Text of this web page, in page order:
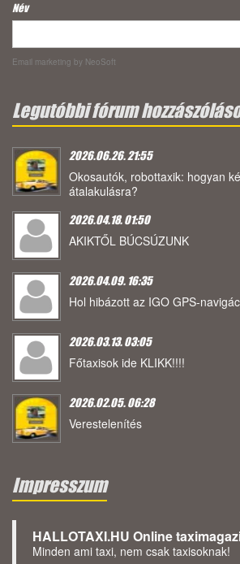
Név
Email marketing by NeoSoft
Legutóbbi fórum
2026.06.26. 21:55
Okosautók, robottaxik: hogyan
átalakulásra?
2026.04.18. 01:50
AKIKTŐL BÚCSÚZUNK
2026.04.09. 16:35
Hol hibázott az IGO GPS-
2026.03.13. 03:05
Főtaxisok ide KLIKK!!!!
2026.02.05. 06:28
Verestelenítés
Impresszum
HALLOTAXI.HU Online
Minden ami taxi, nem csak taxisoknak!